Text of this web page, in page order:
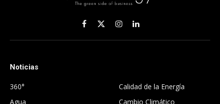
Facebook
X
(Twitter)
InstagramLinkedIn
Noticias
360°
Agua
Calidad de la Energía
Cambio Climático